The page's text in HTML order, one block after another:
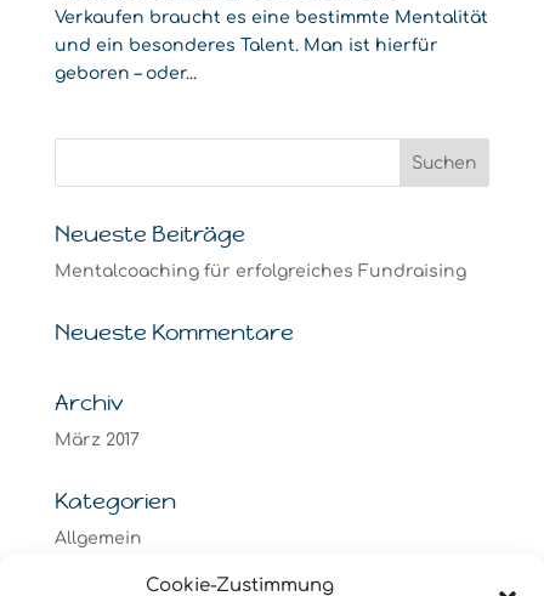
Cookie-Zustimmung
Verkaufen braucht es eine bestimmte Mentalität
und ein besonderes Talent. Man ist hierfür
geboren – oder...
Neueste Beiträge
Mentalcoaching für erfolgreiches Fundraising
Neueste Kommentare
Archiv
März 2017
Kategorien
Allgemein